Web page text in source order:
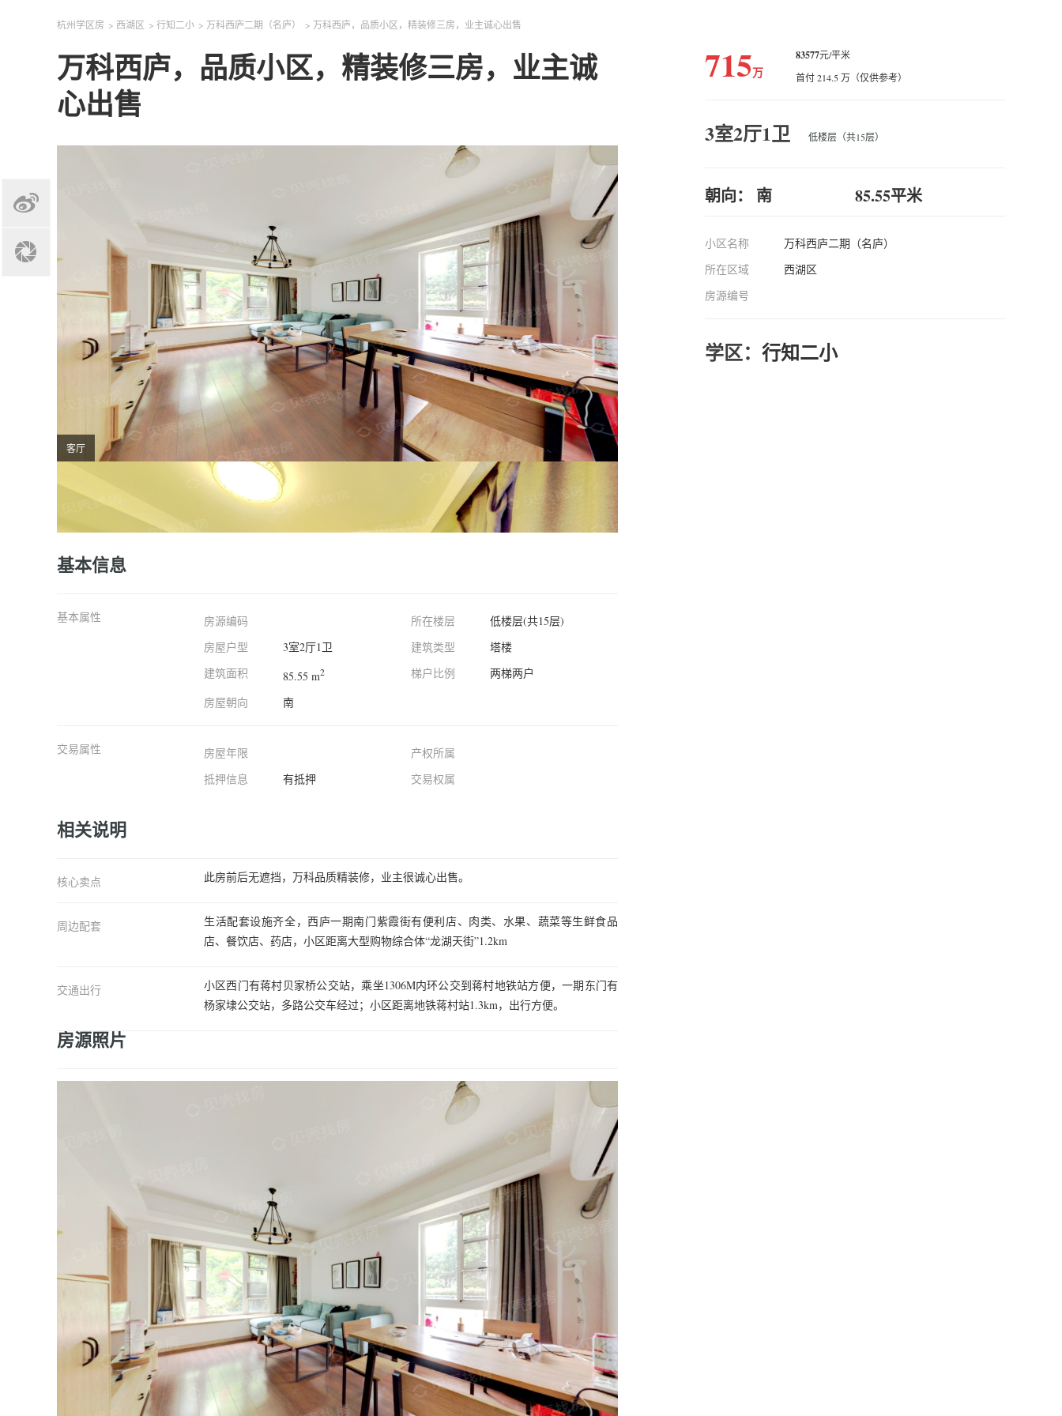
杭州学区房 > 西湖区 > 行知二小 > 万科西庐二期（名庐） > 万科西庐，品质小区，精装修三房，业主诚心出售
万科西庐，品质小区，精装修三房，业主诚
心出售
客厅
户型图
基本信息
基本属性
房源编码
房屋户型
3室2厅1卫
建筑面积
85.55 m2
房屋朝向 南
所在楼层
低楼层(共15层)
建筑类型
塔楼
梯户比例
两梯两户
交易属性
房屋年限
抵押信息
有抵押
产权所属
交易权属
相关说明
核心卖点 此房前后无遮挡，万科品质精装修，业主很诚心出售。
周边配套
生活配套设施齐全，西庐一期南门紫霞街有便利店、肉类、水果、蔬菜等生鲜食品
店、餐饮店、药店，小区距离大型购物综合体“龙湖天街”1.2km
交通出行
小区西门有蒋村贝家桥公交站，乘坐1306M内环公交到蒋村地铁站方便，一期东门有
杨家埭公交站，多路公交车经过；小区距离地铁蒋村站1.3km，出行方便。
房源照片
715万
83577元/平米
首付 214.5 万（仅供参考）
3室2厅1卫 低楼层（共15层）
朝向： 南 85.55平米
小区名称
万科西庐二期（名庐）
所在区域
西湖区
房源编号
学区： 行知二小